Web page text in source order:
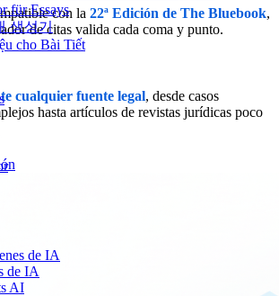
für Essays
생성기
cho Bài Tiết
de IA
de IA
AI
con la 22ª Edición de The Bluebook,
de citas valida cada coma y punto.
cualquier fuente legal, desde casos
hasta artículos de revistas jurídicas poco